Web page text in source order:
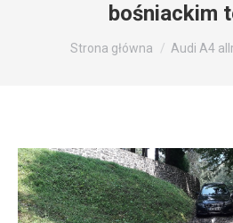
bośniackim
Jesteś tutaj:
Strona główna Audi A4